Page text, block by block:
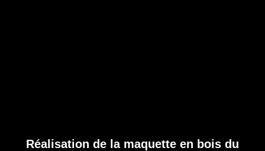
Réalisation de la maquette en bois du